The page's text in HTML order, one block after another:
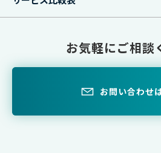
お気軽にご相談
お問い合わせ